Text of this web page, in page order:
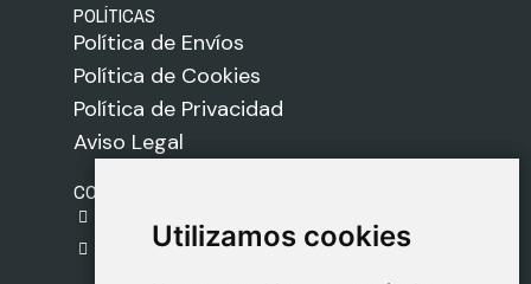
Utilizamos cookies
Utilizamos cookies
POLÍTICAS
Política de Envíos
Política de Cookies
Política de Privacidad
Aviso Legal
CONTACTO
C. del Pradillo, 6, 28770 Colmenar Viejo,